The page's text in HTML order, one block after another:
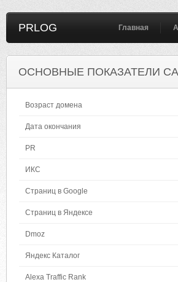
PRLOG Главная
ОСНОВНЫЕ ПОКАЗАТЕЛИ
Возраст домена
Дата окончания
PR
ИКС
Страниц в Google
Страниц в Яндексе
Dmoz
Яндекс Каталог
Alexa Traffic Rank